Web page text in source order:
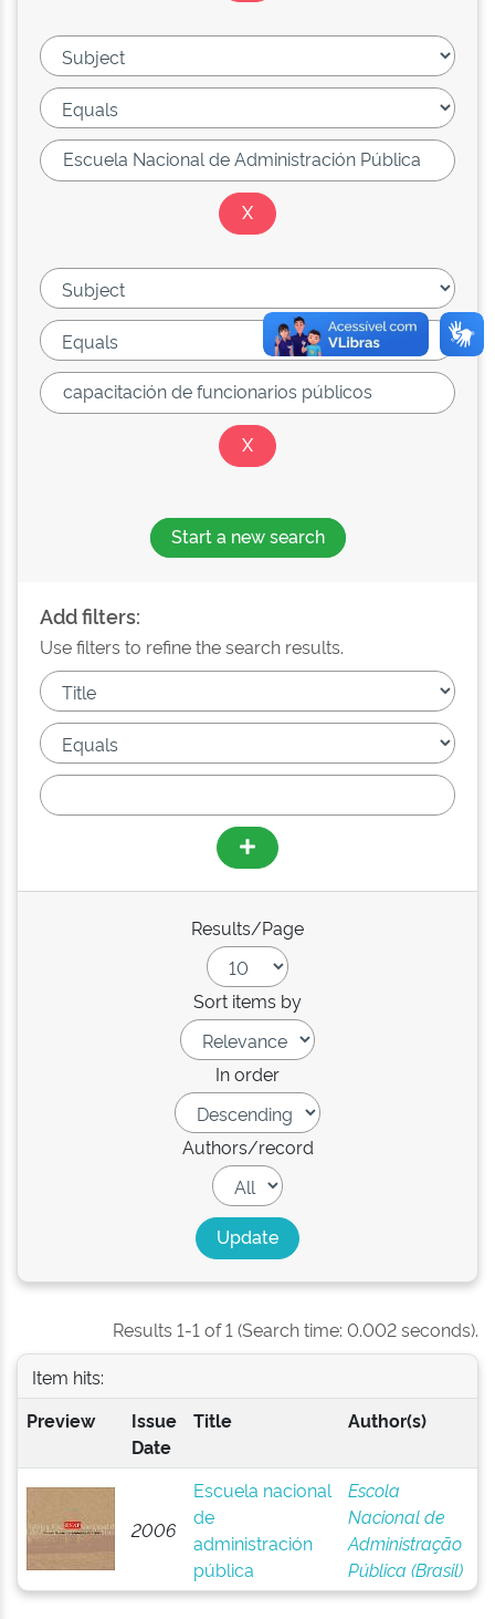
Start a new search
Add filters:
Use filters to refine the search results.
Results/Page
Sort items by
In order
Authors/record
Results 1-1 of 1 (Search time: 0.002 seconds).
Item hits:
Preview
Issue
Date
Title Author(s)
2006
Escuela nacional
de
administración
pública
Escola
Nacional de
Administração
Pública (Brasil)